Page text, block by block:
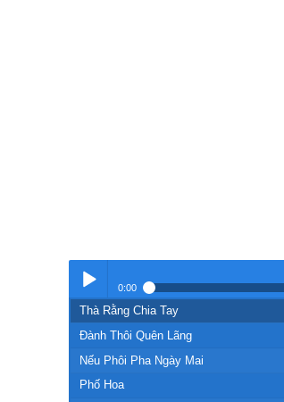
Nhạc
0:00
Thà Rằng Chia Tay
Đành Thôi Quên Lãng
Nếu Phôi Pha Ngày Mai
Phố Hoa